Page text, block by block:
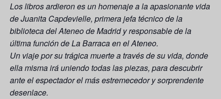
Los libros ardieron es un homenaje a la apasionante vida
de Juanita Capdevielle, primera jefa técnico de la
biblioteca del Ateneo de Madrid y responsable de la
última función de La Barraca en el Ateneo.
Un viaje por su trágica muerte a través de su vida, donde
ella misma irá uniendo todas las piezas, para descubrir
ante el espectador el más estremecedor y sorprendente
desenlace.